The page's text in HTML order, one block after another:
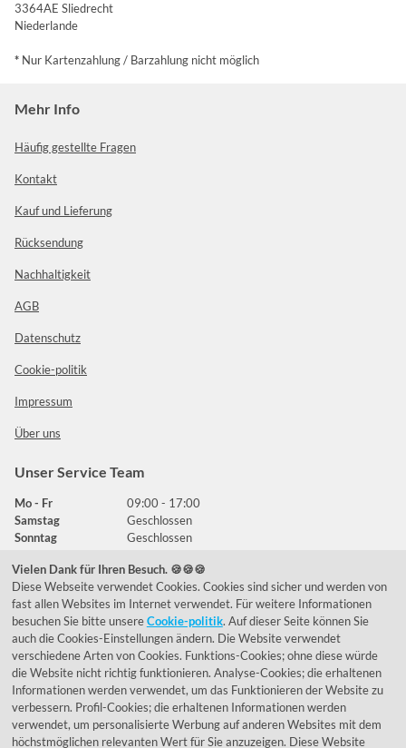
3364AE Sliedrecht
Niederlande
* Nur Kartenzahlung / Barzahlung nicht möglich
Mehr Info
Häufig gestellte Fragen
Kontakt
Kauf und Lieferung
Rücksendung
Nachhaltigkeit
AGB
Datenschutz
Cookie-politik
Impressum
Über uns
Unser Service Team
Mo - Fr
09:00 - 17:00
Samstag
Geschlossen
Sonntag
Geschlossen
Häufig gestellte Fragen
039292 - 678215
de@lumidora.com
FacebookInstagram
Vielen Dank für Ihren Besuch. 🍪🍪🍪
Diese Webseite verwendet Cookies. Cookies sind sicher und werden von
fast allen Websites im Internet verwendet. Für weitere Informationen
besuchen Sie bitte unsereCookie-politik. Auf dieser Seite können Sie
auch die Cookies-Einstellungen ändern. Die Website verwendet
verschiedene Arten von Cookies. Funktions-Cookies; ohne diese würde
die Website nicht richtig funktionieren. Analyse-Cookies; die erhaltenen
Informationen werden verwendet, um das Funktionieren der Website zu
verbessern. Profil-Cookies; die erhaltenen Informationen werden
verwendet, um personalisierte Werbung auf anderen Websites mit dem
höchstmöglichen relevanten Wert für Sie anzuzeigen. Diese Website